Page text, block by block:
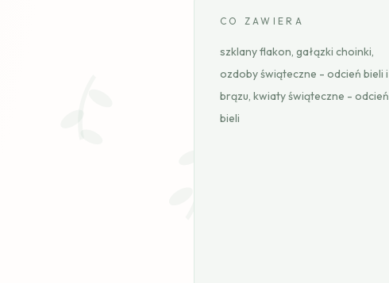
CO ZAWIERA
szklany flakon, gałązki choinki,
ozdoby świąteczne - odcień bieli i
brązu, kwiaty świąteczne - odcień
bieli